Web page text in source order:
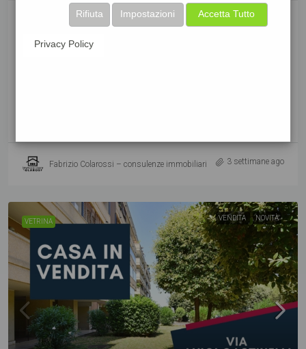
Colli Aniene — Box auto 72 mq, Diritto di Superficie Via
Fabrizio Colarossi – consulenze immobiliari 3 settimane ago
VETRINA VENDITA NOVITÀ
Accetta Tutto
Impostazioni
Rifiuta
Privacy Policy